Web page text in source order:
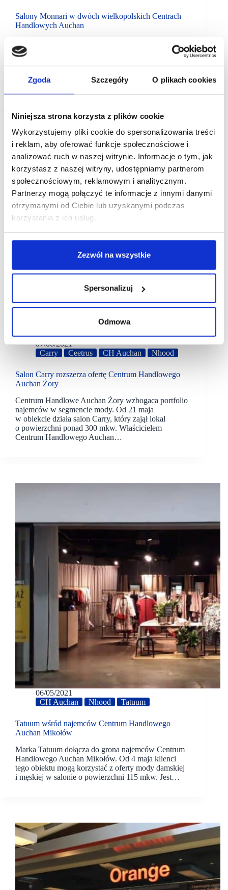
Zgoda Szczegóły O plikach cookies
Niniejsza strona korzysta z plików cookie
Wykorzystujemy pliki cookie do spersonalizowania treści
i reklam, aby oferować funkcje społecznościowe i
analizować ruch w naszej witrynie. Informacje o tym, jak
korzystasz z naszej witryny, udostępniamy partnerom
społecznościowym, reklamowym i analitycznym.
Partnerzy mogą połączyć te informacje z innymi danymi
otrzymanymi od Ciebie lub uzyskanymi podczas
korzystania z ich usług.
Zezwól na wszystkie
Spersonalizuj
Odmowa
Salony Monnari w dwóch wielkopolskich Centrach
Handlowych Auchan
i Swadzimiu wzbogaciły swoją ofertę modową.
pod tym szyldem zajęły przestronne lokale,
07/06/2021
Carry
Ceetrus CH Auchan Nhood
Salon Carry rozszerza ofertę Centrum Handlowego
Auchan Żory
Centrum Handlowe Auchan Żory wzbogaca portfolio
najemców w segmencie mody. Od 21 maja
w obiekcie działa salon Carry, który zajął lokal
o powierzchni ponad 300 mkw. Właścicielem
Centrum Handlowego Auchan…
06/05/2021
CH Auchan
Nhood Tatuum
Tatuum wśród najemców Centrum Handlowego
Auchan Mikołów
Marka Tatuum dołącza do grona najemców Centrum
Handlowego Auchan Mikołów. Od 4 maja klienci
tego obiektu mogą korzystać z oferty mody damskiej
i męskiej w salonie o powierzchni 115 mkw. Jest…